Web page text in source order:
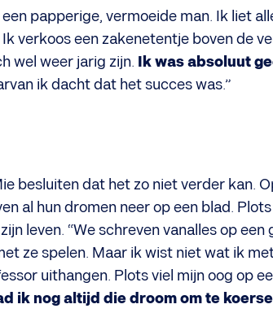
papperige, vermoeide man. Ik liet
Ik verkoos een zakenetentje boven de
wel weer jarig zijn. Ik was absoluut
ik dacht dat het succes was.”
besluiten dat het zo niet verder kan.
al hun dromen neer op een blad.
leven. “We schreven vanalles op
ze spelen. Maar ik wist niet wat ik
uithangen. Plots viel mijn oog op
ik nog altijd die droom om te